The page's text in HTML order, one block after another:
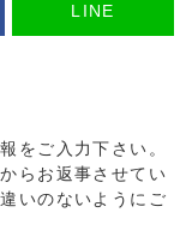
LINE
をご入力下さい。
らお返事させてい
いのないようにご